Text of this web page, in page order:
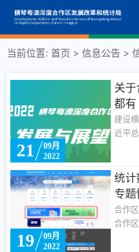
当前位置: 首页 > 信息公告 >
关
都有
建设
近平
决策
17日
入贯
精神
案》(
济适
澳一
21
09月
2022
统
专
据
合作
合作
业在
19
09月
2022